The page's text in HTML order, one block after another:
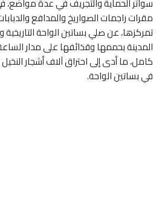
مقرات راجمات الصواريخ والمدافع
تمركزها، عن صلي بساتين الواحة
المدينة بحممها وقذائفها على مدار
كامل، ما أدى إلى احتراق آلاف أشجار
في بساتين الواحة.